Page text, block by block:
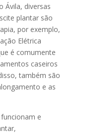
Ávila, diversas
plantar são
por exemplo,
Elétrica
é comumente
caseiros
também são
e as
e